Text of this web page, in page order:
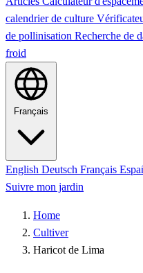
calendrier de culture
de pollinisation Recherche de
froid
Français
English Deutsch Français
Suivre mon jardin
Home
Cultiver
Haricot de Lima